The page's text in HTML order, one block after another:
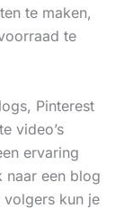
te maken,
te
Pinterest
video’s
ervaring
naar een blog
kun je